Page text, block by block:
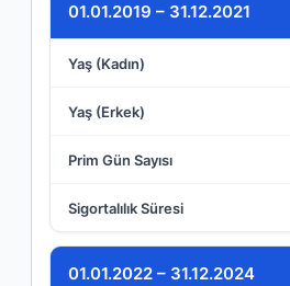
01.01.2019 – 31.12.2021
01.01.2022 – 31.12.2024